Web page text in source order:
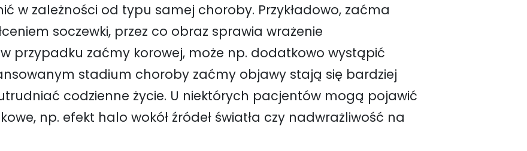
w zależności od typu samej choroby. Przykładowo, zaćma
soczewki, przez co obraz sprawia wrażenie
przypadku zaćmy korowej, może np. dodatkowo wystąpić
stadium choroby zaćmy objawy stają się bardziej
codzienne życie. U niektórych pacjentów mogą pojawić
np. efekt halo wokół źródeł światła czy nadwrażliwość na